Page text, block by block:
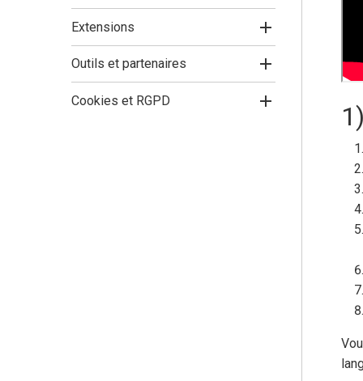
Extensions
Outils et partenaires
Cookies et RGPD